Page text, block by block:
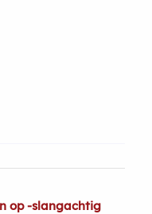
op -slangachtig